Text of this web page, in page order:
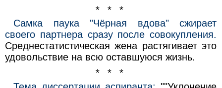
* * *
Самка паука "Чёрная вдова" сжирает
своего партнера сразу после совокупления.
Среднестатистическая жена растягивает это
удовольствие на всю оставшуюся жизнь.
* * *